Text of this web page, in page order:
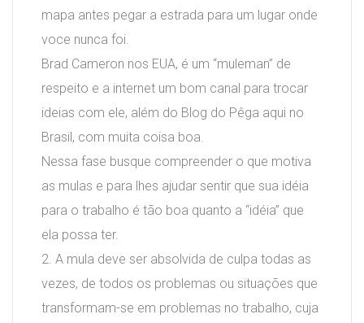
mapa antes pegar a estrada para um lugar onde
voce nunca foi.
Brad Cameron nos EUA, é um “muleman” de
respeito e a internet um bom canal para trocar
ideias com ele, além do Blog do Pêga aqui no
Brasil, com muita coisa boa.
Nessa fase busque compreender o que motiva
as mulas e para lhes ajudar sentir que sua idéia
para o trabalho é tão boa quanto a “idéia” que
ela possa ter.
2. A mula deve ser absolvida de culpa todas as
vezes, de todos os problemas ou situações que
transformam-se em problemas no trabalho, cuja